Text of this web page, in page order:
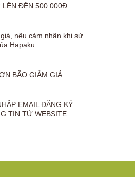
LÊN ĐẾN 500.000Đ
nêu cảm nhận khi sử
Hapaku
BÃO GIẢM GIÁ
EMAIL ĐĂNG KÝ
TIN TỪ WEBSITE